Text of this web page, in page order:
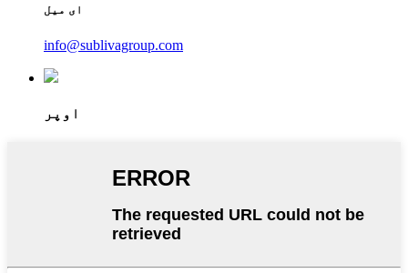
ای میل
info@sublivagroup.com
اوپر